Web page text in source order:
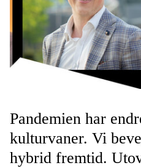
Pandemien har
kulturvaner. Vi
hybrid fremtid.